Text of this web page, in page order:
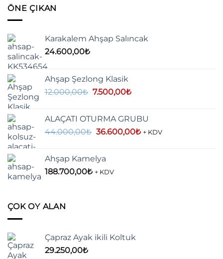
ÖNE ÇIKAN
Karakalem Ahşap Salıncak
24.600,00₺
Ahşap Şezlong Klasik
12.000,00₺ Orijinal
7.500,00₺Şu
7.500,00₺.
ALAÇATI OTURMA GRUBU
44.000,00₺ Orijinal
36.600,00₺Şu
+ KDV
Ahşap Kamelya
188.700,00₺ + KDV
ÇOK OY ALAN
Çapraz Ayak ikili Koltuk
29.250,00₺